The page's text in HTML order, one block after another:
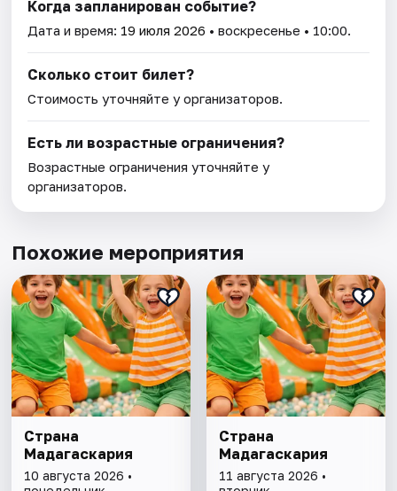
Когда запланирован событие?
Дата и время: 19 июля 2026 • воскресенье • 10:00.
Сколько стоит билет?
Стоимость уточняйте у организаторов.
Есть ли возрастные ограничения?
Возрастные ограничения уточняйте у
организаторов.
Похожие мероприятия
Страна
Мадагаскария
10 августа 2026 •
Страна
Мадагаскария
11 августа 2026 •